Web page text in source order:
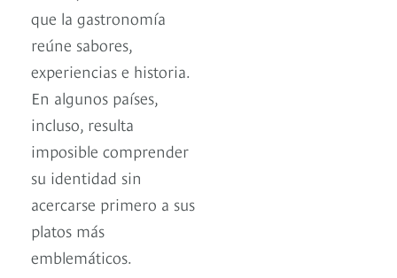
que la gastronomía
reúne sabores,
experiencias e historia.
En algunos países,
incluso, resulta
imposible comprender
su identidad sin
acercarse primero a sus
platos más
emblemáticos.